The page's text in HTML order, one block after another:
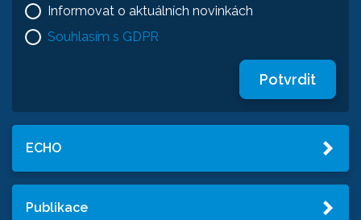
Informovat o aktuálních novinkách
Souhlasím s GDPR
Potvrdit
ECHO
Publikace